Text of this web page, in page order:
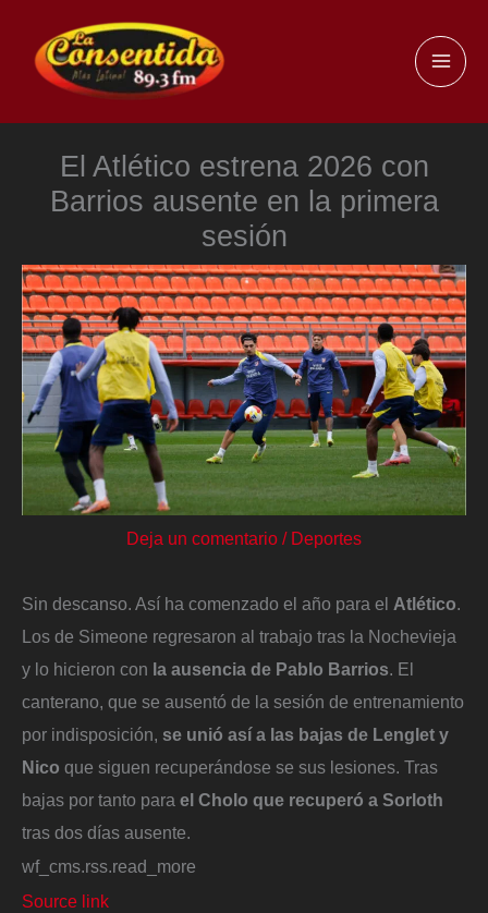
contenido
El Atlético estrena 2026 con
Barrios ausente en la primera
sesión
Deja un comentario / Deportes
Sin descanso. Así ha comenzado el año para el Atlético.
Los de Simeone regresaron al trabajo tras la Nochevieja
y lo hicieron con la ausencia de Pablo Barrios. El
canterano, que se ausentó de la sesión de entrenamiento
por indisposición, se unió así a las bajas de Lenglet y
Nico que siguen recuperándose se sus lesiones. Tras
bajas por tanto para el Cholo que recuperó a Sorloth
tras dos días ausente.
wf_cms.rss.read_more
Source link